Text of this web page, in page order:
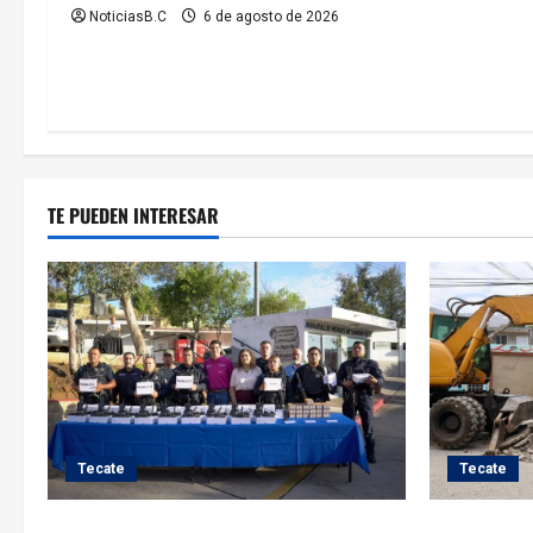
d
a
s
NoticiasB.C 6 de agosto de 2026
TE PUEDEN INTERESAR
Tecate Tecate